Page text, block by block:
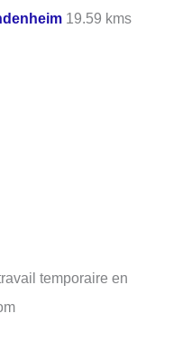
19.59 kms
temporaire en